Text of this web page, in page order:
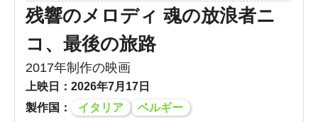
残響のメロディ 魂の放浪者ニ
コ、最後の旅路
2017年制作の映画
上映日：2026年7月17日
製作国：
イタリア
ベルギー